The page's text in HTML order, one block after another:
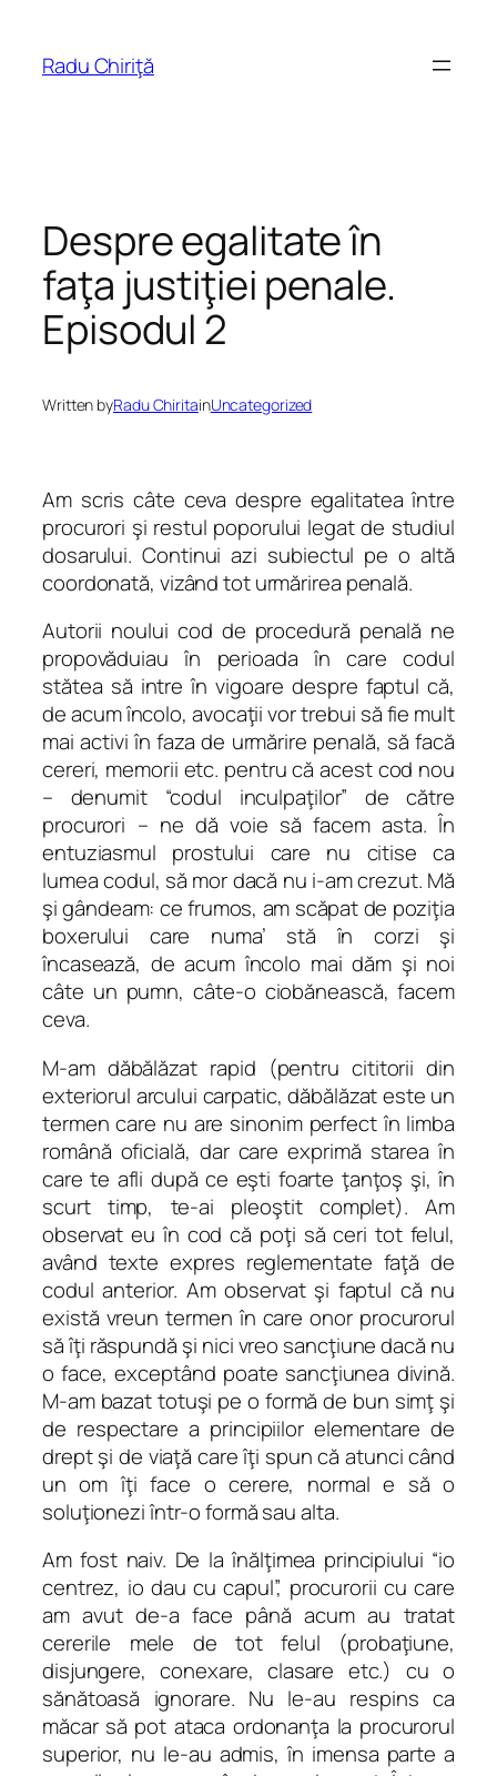
content
Radu Chiriţă
Despre egalitate în
faţa justiţiei penale.
Episodul 2
Written byRadu ChiritainUncategorized
Am scris câte ceva despre egalitatea între
procurori şi restul poporului legat de studiul
dosarului. Continui azi subiectul pe o altă
coordonată, vizând tot urmărirea penală.
Autorii noului cod de procedură penală ne
propovăduiau în perioada în care codul
stătea să intre în vigoare despre faptul că,
de acum încolo, avocaţii vor trebui să fie mult
mai activi în faza de urmărire penală, să facă
cereri, memorii etc. pentru că acest cod nou
– denumit “codul inculpaţilor” de către
procurori – ne dă voie să facem asta. În
entuziasmul prostului care nu citise ca
lumea codul, să mor dacă nu i-am crezut. Mă
şi gândeam: ce frumos, am scăpat de poziţia
boxerului care numa’ stă în corzi şi
încasează, de acum încolo mai dăm şi noi
câte un pumn, câte-o ciobănească, facem
ceva.
M-am dăbălăzat rapid (pentru cititorii din
exteriorul arcului carpatic, dăbălăzat este un
termen care nu are sinonim perfect în limba
română oficială, dar care exprimă starea în
care te afli după ce eşti foarte ţanţoş şi, în
scurt timp, te-ai pleoştit complet). Am
observat eu în cod că poţi să ceri tot felul,
având texte expres reglementate faţă de
codul anterior. Am observat şi faptul că nu
există vreun termen în care onor procurorul
să îţi răspundă şi nici vreo sancţiune dacă nu
o face, exceptând poate sancţiunea divină.
M-am bazat totuşi pe o formă de bun simţ şi
de respectare a principiilor elementare de
drept şi de viaţă care îţi spun că atunci când
un om îţi face o cerere, normal e să o
soluţionezi într-o formă sau alta.
Am fost naiv. De la înălţimea principiului “io
centrez, io dau cu capul”, procurorii cu care
am avut de-a face până acum au tratat
cererile mele de tot felul (probaţiune,
disjungere, conexare, clasare etc.) cu o
sănătoasă ignorare. Nu le-au respins ca
măcar să pot ataca ordonanţa la procurorul
superior, nu le-au admis, în imensa parte a